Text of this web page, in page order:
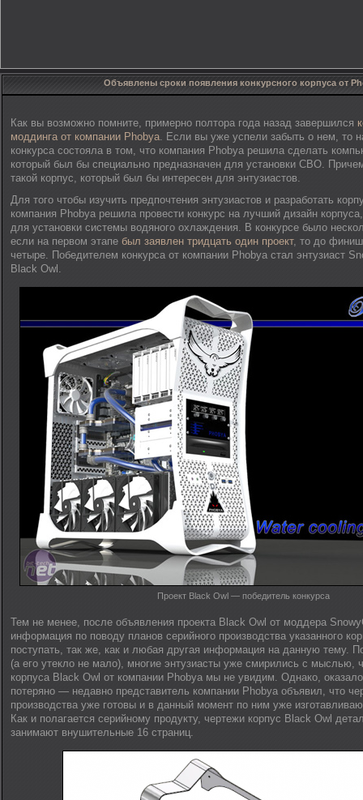
Объявлены сроки появления конкурсного корпуса от
Как вы возможно помните, примерно полтора года назад завершился
моддинга от компании Phobya. Если вы уже успели забыть о нем, то
конкурса состояла в том, что компания Phobya решила сделать
который был бы специально предназначен для установки СВО.
такой корпус, который был бы интересен для энтузиастов.
Для того чтобы изучить предпочтения энтузиастов и разработать
компания Phobya решила провести конкурс на лучший дизайн
для установки системы водяного охлаждения. В конкурсе было
если на первом этапе был заявлен тридцать один проект, то до
четыре. Победителем конкурса от компании Phobya стал энтузиаст
Black Owl.
Проект Black Owl — победитель конкурса
Тем не менее, после объявления проекта Black Owl от моддера
информация по поводу планов серийного производства указанного
поступать, так же, как и любая другая информация на данную тему.
(а его утекло не мало), многие энтузиасты уже смирились с мыслью,
корпуса Black Owl от компании Phobya мы не увидим. Однако,
потеряно — недавно представитель компании Phobya объявил, что
производства уже готовы и в данный момент по ним уже
Как и полагается серийному продукту, чертежи корпус Black Owl
занимают внушительные 16 страниц.